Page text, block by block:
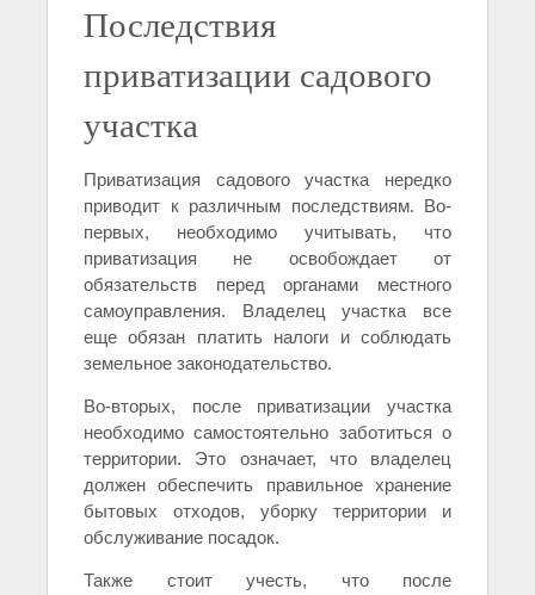
Последствия
приватизации садового
участка
Приватизация садового участка нередко
приводит к различным последствиям. Во-
первых, необходимо учитывать, что
приватизация не освобождает от
обязательств перед органами местного
самоуправления. Владелец участка все
еще обязан платить налоги и соблюдать
земельное законодательство.
Во-вторых, после приватизации участка
необходимо самостоятельно заботиться о
территории. Это означает, что владелец
должен обеспечить правильное хранение
бытовых отходов, уборку территории и
обслуживание посадок.
Также стоит учесть, что после